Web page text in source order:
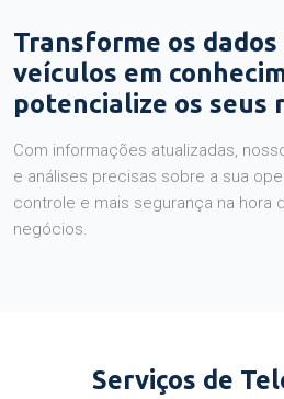
Transforme os dados
veículos em
potencialize os seus
Com informações atualizadas,
e análises precisas sobre a sua
controle e mais segurança na hora
negócios.
Serviços de